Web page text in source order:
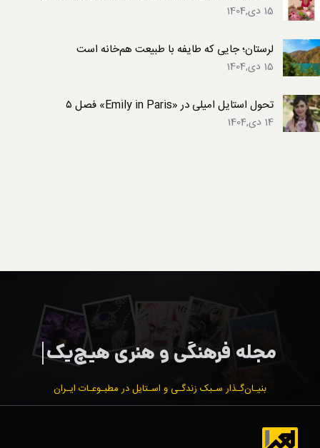
15 دی,1404
لرستان؛ جایی که طایفه با طبیعت هم‌خانه است
15 دی,1404
تحول استایل امیلی در «Emily in Paris» فصل ۵
14 دی,1404
بنیـان‌گـذار سـبک زندگـی و اسـتایل در مطبـوعـات ایـران